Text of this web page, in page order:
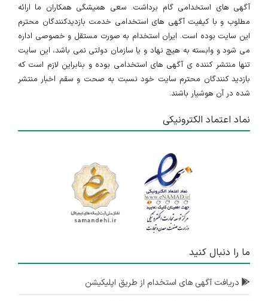
آگهی های استخدامی گام برداشت. سعی همیشگی همکاران ما ارائه
مطلوب و با کیفیت آگهی های استخدامی خدمت بازدیدکنندگان محترم
این سایت بوده است. ایران استخدام به صورت مستقل و خصوصی اداره
می شود و وابسته به هیچ نهاد و یا سازمان دولتی نمی باشد، این سایت
تنها منتشر کننده ی آگهی های استخدامی بوده و بنابراین لازم است که
بازدید کنندگان محترم سایت خود نسبت به صحت و سقم اخبار منتشر
شده در آن هوشیار باشند.
نماد اعتماد الکترونیکی
ما را دنبال کنید
دریافت آگهی های استخدام از طریق اپلیکیشن